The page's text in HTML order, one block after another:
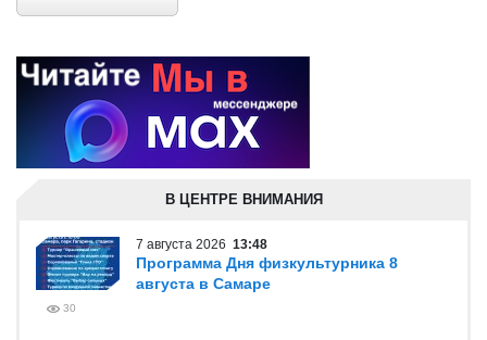
В ЦЕНТРЕ ВНИМАНИЯ
7 августа 2026 13:48
Программа Дня физкультурника 8
августа в Самаре
30